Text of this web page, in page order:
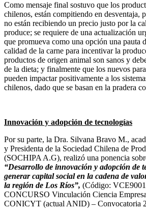
Como mensaje final sostuvo que los
chilenos, están compitiendo en desventaja,
no están recibiendo un precio justo por la
produce; se requiere de una actualización
que promueva como una opción una pauta
calidad de la carne para incentivar la
productos de origen animal son sanos y
de la dieta; y finalmente que los nuevos
pueden impactar positivamente a los
chilenos, dado que se basan en la pradera
Innovación y adopción de tecnologías
Por su parte, la Dra. Silvana Bravo M.,
y Presidenta de la Sociedad Chilena de
(SOCHIPA A.G), realizó una ponencia
“Desarrollo de innovación y adopción de
generar capital social en la cadena de
la región de Los Ríos”, (Código:
CONCURSO Vinculación Ciencia
CONICYT (actual ANID) – Convocatoria